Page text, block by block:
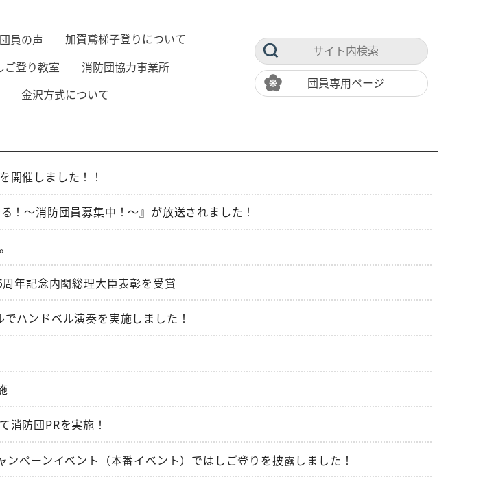
団員の声
加賀鳶梯子登りについて
ご登り教室
消防団協力事業所
金沢方式について
団員専用ページ
開催しました！！
！～消防団員募集中！～』が放送されました！
年記念内閣総理大臣表彰を受賞
ハンドベル演奏を実施しました！
消防団PRを実施！
ペーンイベント（本番イベント）ではしご登りを披露しました！